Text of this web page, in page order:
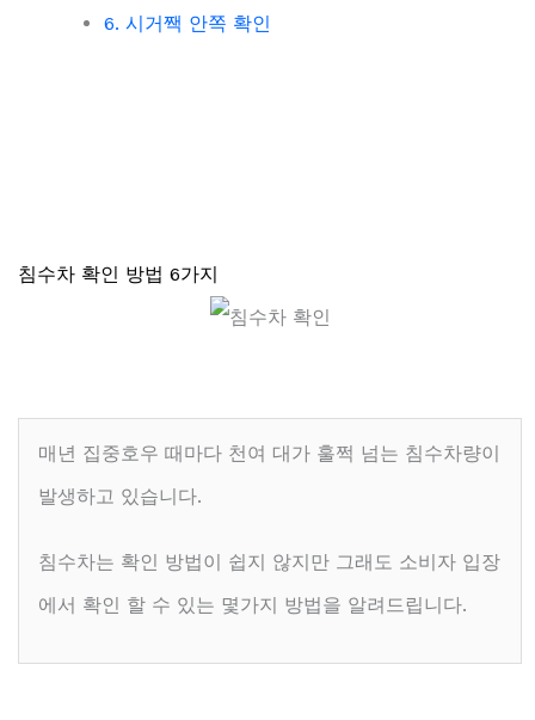
6. 시거짹 안쪽 확인
침수차 확인 방법 6가지
매년 집중호우 때마다 천여 대가 훌쩍 넘는 침수차량이
발생하고 있습니다.
침수차는 확인 방법이 쉽지 않지만 그래도 소비자 입장
에서 확인 할 수 있는 몇가지 방법을 알려드립니다.